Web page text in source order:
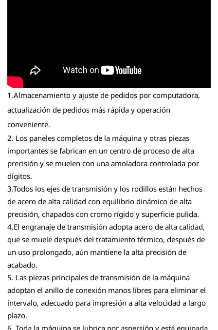
1.Almacenamiento y ajuste de pedidos por computadora,
actualización de pedidos más rápida y operación
conveniente.
2. Los paneles completos de la máquina y otras piezas
importantes se fabrican en un centro de proceso de alta
precisión y se muelen con una amoladora controlada por
dígitos.
3.Todos los ejes de transmisión y los rodillos están hechos
de acero de alta calidad con equilibrio dinámico de alta
precisión, chapados con cromo rígido y superficie pulida.
4.El engranaje de transmisión adopta acero de alta calidad,
que se muele después del tratamiento térmico, después de
un uso prolongado, aún mantiene la alta precisión de
acabado.
5. Las piezas principales de transmisión de la máquina
adoptan el anillo de conexión manos libres para eliminar el
intervalo, adecuado para impresión a alta velocidad a largo
plazo.
6. Toda la máquina se lubrica por aspersión y está equipada